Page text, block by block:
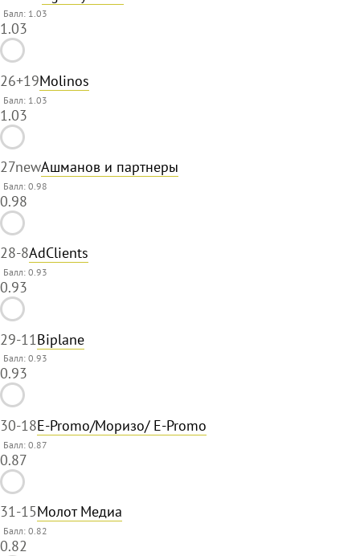
Балл: 1.03
1.03
26+19Molinos
Балл: 1.03
1.03
27newАшманов и партнеры
Балл: 0.98
0.98
28-8AdClients
Балл: 0.93
0.93
29-11Biplane
Балл: 0.93
0.93
30-18E-Promo/Моризо/ E-Promo
Балл: 0.87
0.87
31-15Молот Медиа
Балл: 0.82
0.82